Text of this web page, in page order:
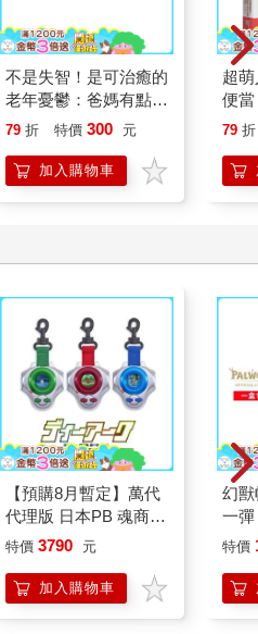
不是失智！是可治癒的
老年憂鬱：爸媽有點怪
怪的？悲觀易怒、健忘
護必讀老年憂鬱症指南
79 折 特價 300 元
加入購物車
超
便
理
光
【
79 折
【預購8月暫定】萬代
代理版 日本PB 魂商店
限定 數碼寶貝 D-ARK
特價 3790 元
加入購物車
幻
一彈
特價